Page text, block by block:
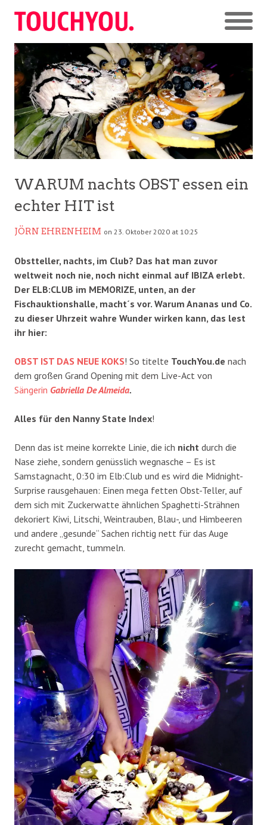
WARUM nachts OBST essen ein
echter HIT ist
JÖRN EHRENHEIM on 23. Oktober 2020 at 10:25
Obstteller, nachts, im Club? Das hat man zuvor
weltweit noch nie, noch nicht einmal auf IBIZA erlebt.
Der ELB:CLUB im MEMORIZE, unten, an der
Fischauktionshalle, macht´s vor. Warum Ananas und Co.
zu dieser Uhrzeit wahre Wunder wirken kann, das lest
ihr hier:
OBST IST DAS NEUE KOKS! So titelte TouchYou.de nach
dem großen Grand Opening mit dem Live-Act von
Sängerin Gabriella De Almeida.
Alles für den Nanny State Index!
Denn das ist meine korrekte Linie, die ich nicht durch die
Nase ziehe, sondern genüsslich wegnasche – Es ist
Samstagnacht, 0:30 im Elb:Club und es wird die Midnight-
Surprise rausgehauen: Einen mega fetten Obst-Teller, auf
dem sich mit Zuckerwatte ähnlichen Spaghetti-Strähnen
dekoriert Kiwi, Litschi, Weintrauben, Blau-, und Himbeeren
und andere „gesunde“ Sachen richtig nett für das Auge
zurecht gemacht, tummeln.